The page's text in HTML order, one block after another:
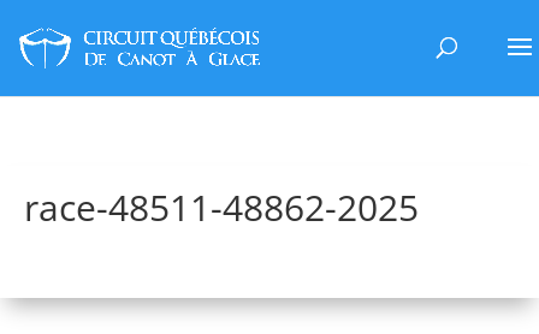
race-48511-48862-2025